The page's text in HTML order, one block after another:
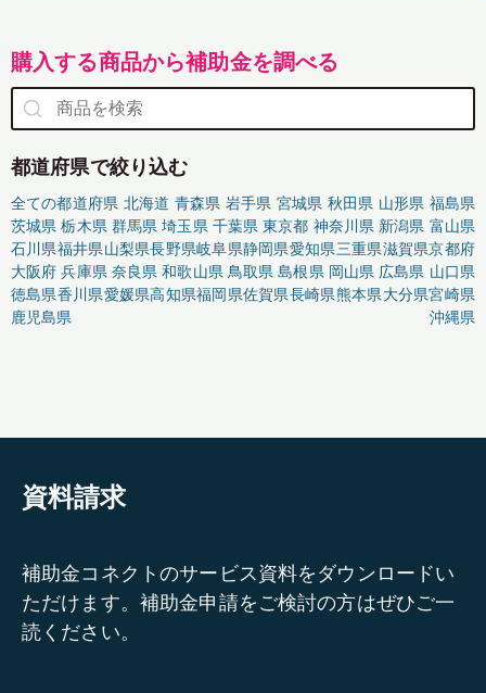
購入する商品から補助金を調べる
都道府県で絞り込む
全ての都道府県 北海道 青森県 岩手県 宮城県 秋田県 山形県 福島県
茨城県 栃木県 群馬県 埼玉県 千葉県 東京都 神奈川県 新潟県 富山県
石川県福井県山梨県長野県岐阜県静岡県愛知県三重県滋賀県京都府
大阪府 兵庫県 奈良県 和歌山県 鳥取県 島根県 岡山県 広島県 山口県
徳島県香川県愛媛県高知県福岡県佐賀県長崎県熊本県大分県宮崎県
鹿児島県
沖縄県
資料請求
補助金コネクトのサービス資料をダウンロードい
ただけます。補助金申請をご検討の方はぜひご一
読ください。